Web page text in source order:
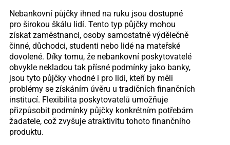
Nebankovní půjčky ihned na ruku jsou dostupné
pro širokou škálu lidí. Tento typ půjčky mohou
získat zaměstnanci, osoby samostatně výdělečně
činné, důchodci, studenti nebo lidé na mateřské
dovolené. Díky tomu, že nebankovní poskytovatelé
obvykle nekladou tak přísné podmínky jako banky,
jsou tyto půjčky vhodné i pro lidi, kteří by měli
problémy se získáním úvěru u tradičních finančních
institucí. Flexibilita poskytovatelů umožňuje
přizpůsobit podmínky půjčky konkrétním potřebám
žadatele, což zvyšuje atraktivitu tohoto finančního
produktu.